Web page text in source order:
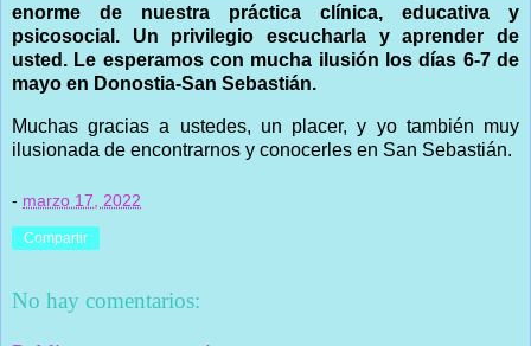
enorme de nuestra práctica clínica, educativa y
psicosocial. Un privilegio escucharla y aprender de
usted. Le esperamos con mucha ilusión los días 6-7 de
mayo en Donostia-San Sebastián.
Muchas gracias a ustedes, un placer, y yo también muy
ilusionada de encontrarnos y conocerles en San Sebastián.
- marzo 17, 2022
Compartir
No hay comentarios: